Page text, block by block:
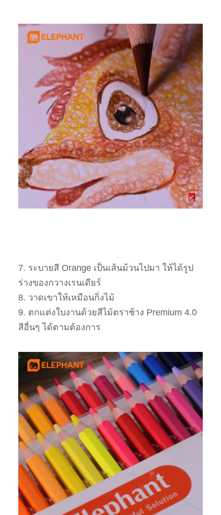
7. ระบายสี Orange เป็นเส้นม้วนไปมา ให้ได้รูป
ร่างของกวางเรนเดียร์
8. วาดเขาให้เหมือนกิ่งไม้
9. ตกแต่งใบงานด้วยสีไม้ตราช้าง Premium 4.0
สีอื่นๆ ได้ตามต้องการ